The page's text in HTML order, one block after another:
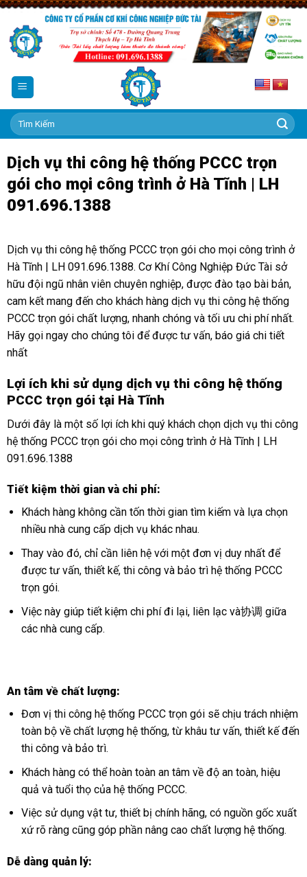
Skip
content
Tìm
kiếm:
Dịch vụ thi công hệ thống PCCC trọn
gói cho mọi công trình ở Hà Tĩnh | LH
091.696.1388
Dịch vụ thi công hệ thống PCCC trọn gói cho mọi công trình ở
Hà Tĩnh | LH 091.696.1388. Cơ Khí Công Nghiệp Đức Tài sở
hữu đội ngũ nhân viên chuyên nghiệp, được đào tạo bài bản,
cam kết mang đến cho khách hàng dịch vụ thi công hệ thống
PCCC trọn gói chất lượng, nhanh chóng và tối ưu chi phí nhất.
Hãy gọi ngay cho chúng tôi để được tư vấn, báo giá chi tiết
nhất
Lợi ích khi sử dụng dịch vụ thi công hệ thống
PCCC trọn gói tại Hà Tĩnh
Dưới đây là một số lợi ích khi quý khách chọn dịch vụ thi công
hệ thống PCCC trọn gói cho mọi công trình ở Hà Tĩnh | LH
091.696.1388
Tiết kiệm thời gian và chi phí:
Khách hàng không cần tốn thời gian tìm kiếm và lựa chọn
nhiều nhà cung cấp dịch vụ khác nhau.
Thay vào đó, chỉ cần liên hệ với một đơn vị duy nhất để
được tư vấn, thiết kế, thi công và bảo trì hệ thống PCCC
trọn gói.
Việc này giúp tiết kiệm chi phí đi lại, liên lạc và协调 giữa
các nhà cung cấp.
An tâm về chất lượng:
Đơn vị thi công hệ thống PCCC trọn gói sẽ chịu trách nhiệm
toàn bộ về chất lượng hệ thống, từ khâu tư vấn, thiết kế đến
thi công và bảo trì.
Khách hàng có thể hoàn toàn an tâm về độ an toàn, hiệu
quả và tuổi thọ của hệ thống PCCC.
Việc sử dụng vật tư, thiết bị chính hãng, có nguồn gốc xuất
xứ rõ ràng cũng góp phần nâng cao chất lượng hệ thống.
Dễ dàng quản lý: